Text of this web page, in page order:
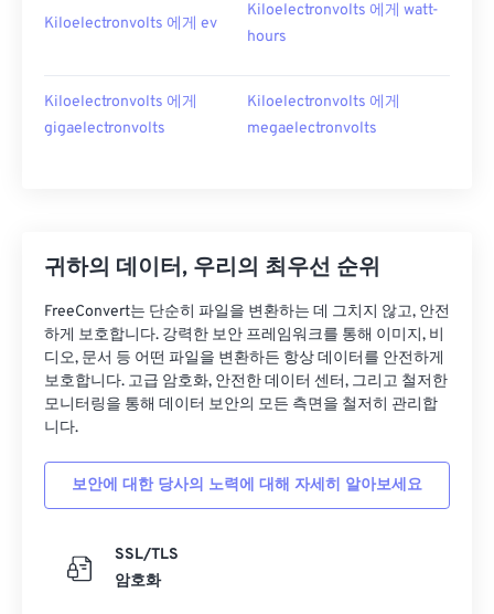
Kiloelectronvolts 에게 ev
Kiloelectronvolts 에게 watt-
hours
Kiloelectronvolts 에게
gigaelectronvolts
Kiloelectronvolts 에게
megaelectronvolts
귀하의 데이터, 우리의 최우선 순위
FreeConvert는 단순히 파일을 변환하는 데 그치지 않고, 안전
하게 보호합니다. 강력한 보안 프레임워크를 통해 이미지, 비
디오, 문서 등 어떤 파일을 변환하든 항상 데이터를 안전하게
보호합니다. 고급 암호화, 안전한 데이터 센터, 그리고 철저한
모니터링을 통해 데이터 보안의 모든 측면을 철저히 관리합
니다.
보안에 대한 당사의 노력에 대해 자세히 알아보세요
SSL/TLS
암호화